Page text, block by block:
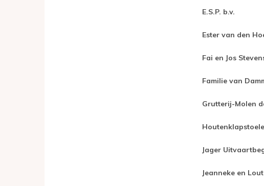
E.S.P. b.v.
Ester van den
Fai en Jos
Familie van
Grutterij-Molen
Jager
Jeanneke en